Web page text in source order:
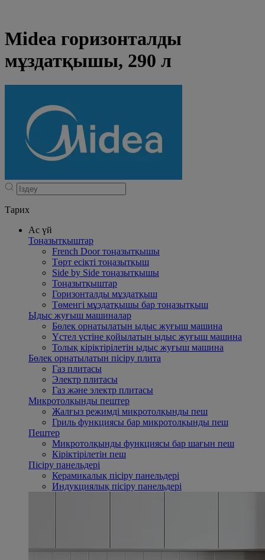
Midea горизонталды
мұздатқышы, 290 л
Тарих
Ас үй
Тоңазытқыштар
French Door тоңазытқышы
Төрт есікті тоңазытқыш
Side by Side тоңазытқышы
Тоңазытқыштар
Горизонталды мұздатқыш
Төменгі мұздатқышы бар тоңазытқыш
Ыдыс жуғыш машиналар
Бөлек орнатылатын ыдыс жуғыш машина
Үстел үстіне қойылатын ыдыс жуғыш машина
Толық кіріктірілетін ыдыс жуғыш машина
Бөлек орнатылатын пісіру плита
Газ плитасы
Электр плитасы
Газ және электр плитасы
Микротолқынды пештер
Жалғыз режимді микротолқынды пеш
Гриль функциясы бар микротолқынды пеш
Пештер
Микротолқынды функциясы бар шағын пеш
Кіріктірілетін пеш
Пісіру панельдері
Керамикалық пісіру панельдері
Индукциялық пісіру панельдері